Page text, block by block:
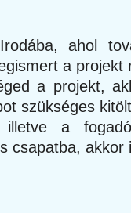
ahol
a projekt
a projekt,
szükséges
illetve a
csapatba, akkor